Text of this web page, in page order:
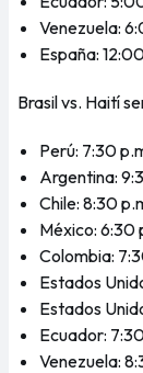
Venezuela:
España:
Brasil vs. Haití
Perú: 7:30
Argentina:
Chile: 8:30
México: 6:30
Colombia:
Estados
Estados
Ecuador:
Venezuela: